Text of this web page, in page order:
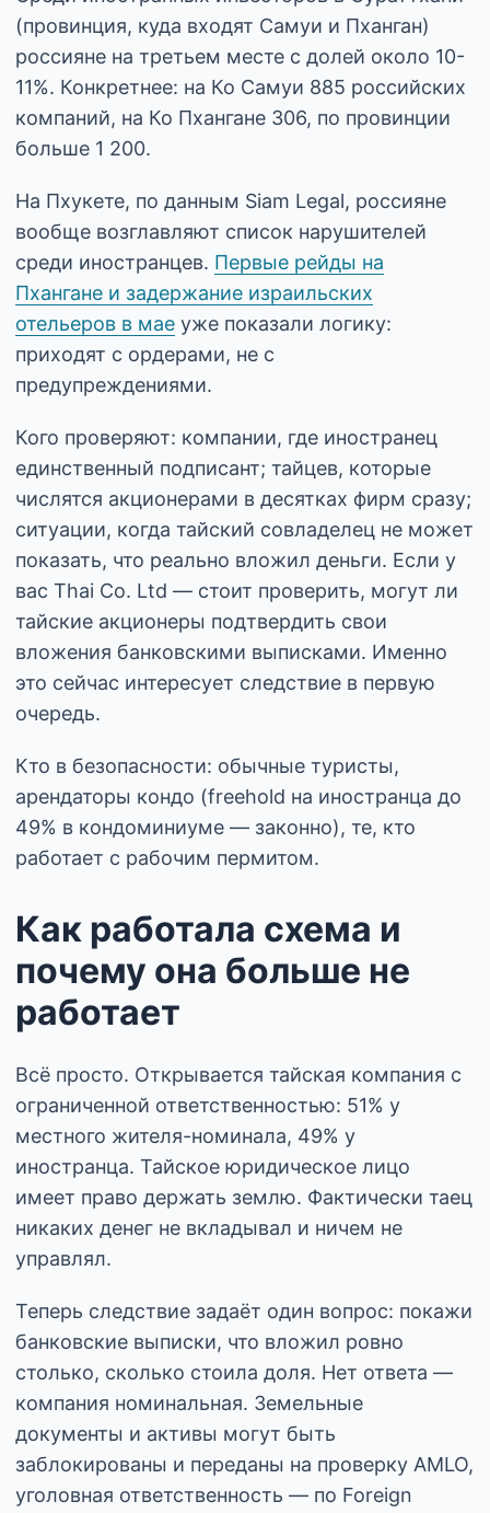
(провинция, куда входят Самуи и Пханган)
россияне на третьем месте с долей около 10-
11%. Конкретнее: на Ко Самуи 885 российских
компаний, на Ко Пхангане 306, по провинции
больше 1 200.
На Пхукете, по данным Siam Legal, россияне
вообще возглавляют список нарушителей
среди иностранцев. Первые рейды на
Пхангане и задержание израильских
отельеров в мае уже показали логику:
приходят с ордерами, не с
предупреждениями.
Кого проверяют: компании, где иностранец
единственный подписант; тайцев, которые
числятся акционерами в десятках фирм сразу;
ситуации, когда тайский совладелец не может
показать, что реально вложил деньги. Если у
вас Thai Co. Ltd — стоит проверить, могут ли
тайские акционеры подтвердить свои
вложения банковскими выписками. Именно
это сейчас интересует следствие в первую
очередь.
Кто в безопасности: обычные туристы,
арендаторы кондо (freehold на иностранца до
49% в кондоминиуме — законно), те, кто
работает с рабочим пермитом.
Как работала схема и
почему она больше не
работает
Всё просто. Открывается тайская компания с
ограниченной ответственностью: 51% у
местного жителя-номинала, 49% у
иностранца. Тайское юридическое лицо
имеет право держать землю. Фактически таец
никаких денег не вкладывал и ничем не
управлял.
Теперь следствие задаёт один вопрос: покажи
банковские выписки, что вложил ровно
столько, сколько стоила доля. Нет ответа —
компания номинальная. Земельные
документы и активы могут быть
заблокированы и переданы на проверку AMLO,
уголовная ответственность — по Foreign